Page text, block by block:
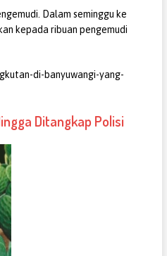
Dalam seminggu ke
kepada ribuan pengemudi
di-banyuwangi-yang-
Ditangkap Polisi